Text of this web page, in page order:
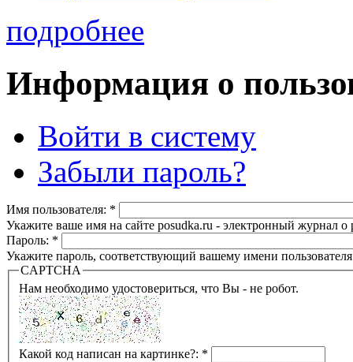
подробнее
Информация о
Войти в систему
Забыли пароль?
Имя пользователя: *
Укажите ваше имя на сайте posudka.ru - электронный журнал
Пароль: *
Укажите пароль, соответствующий вашему имени
CAPTCHA
Нам необходимо удостовериться, что Вы - не робот.
Какой код написан на картинке?: *